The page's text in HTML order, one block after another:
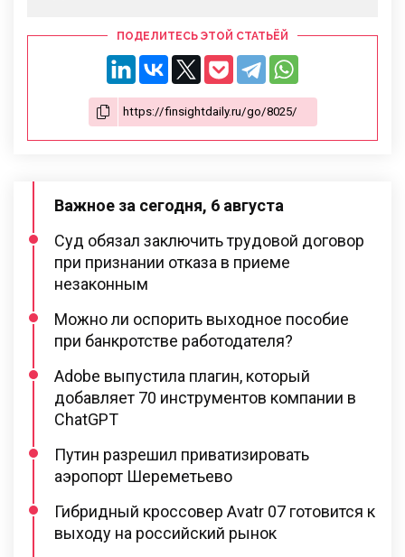
ПОДЕЛИТЕСЬ ЭТОЙ СТАТЬЁЙ
Важное за сегодня, 6 августа
Суд обязал заключить трудовой договор
при признании отказа в приеме
незаконным
Можно ли оспорить выходное пособие
при банкротстве работодателя?
Adobe выпустила плагин, который
добавляет 70 инструментов компании в
ChatGPT
Путин разрешил приватизировать
аэропорт Шереметьево
Гибридный кроссовер Avatr 07 готовится к
выходу на российский рынок